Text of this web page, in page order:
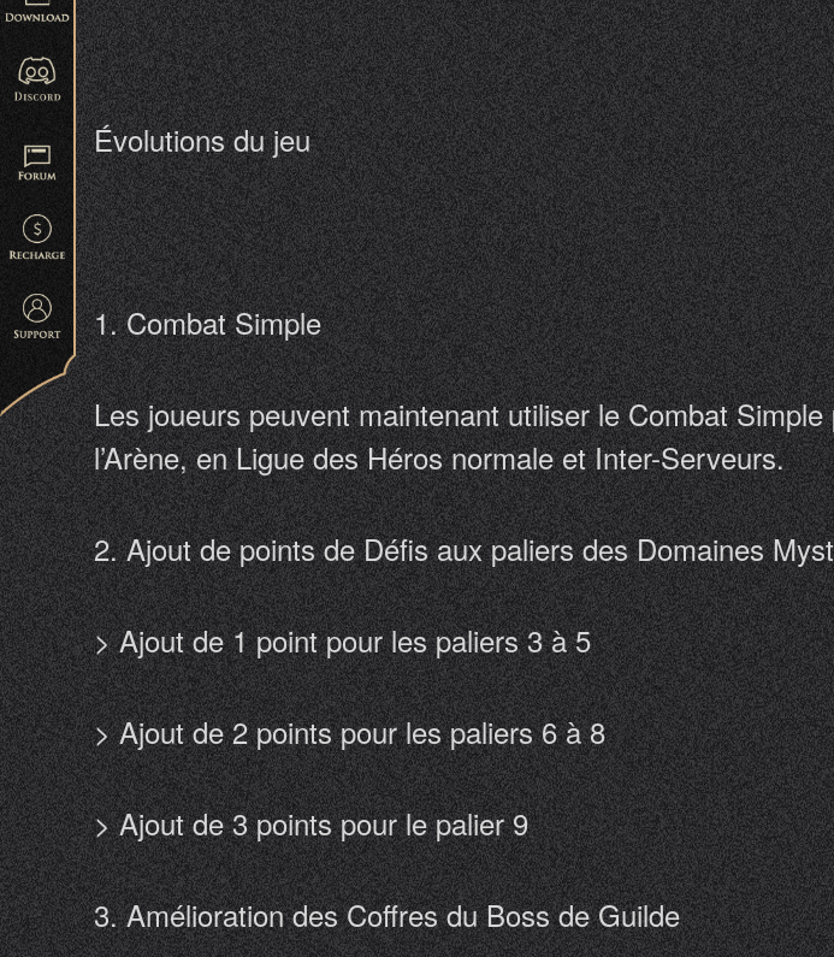
Évolutions du jeu
1. Combat Simple
Les joueurs peuvent maintenant utiliser le Combat
l’Arène, en Ligue des Héros normale et Inter-Serveurs.
2. Ajout de points de Défis aux paliers des Domaines
> Ajout de 1 point pour les paliers 3 à 5
> Ajout de 2 points pour les paliers 6 à 8
> Ajout de 3 points pour le palier 9
3. Amélioration des Coffres du Boss de Guilde